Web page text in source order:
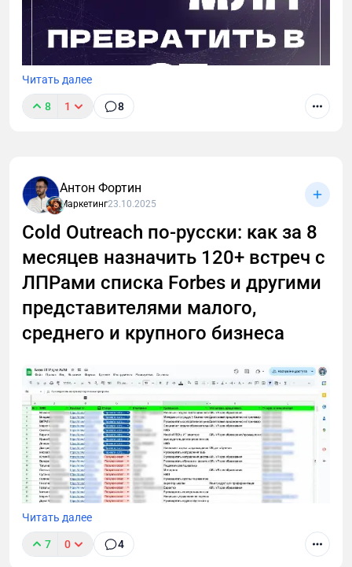
упорство, анализ и стратегическое мышление. В
статье расскажу, как мой нестандартный подход к
Телеграм-посевам привел к ошеломляющему
успеху. Поверьте, вы будете удивлены.
Читать далее
8 1 8
Антон Фортин
Маркетинг23.10.2025
Cold Outreach по-русски: как за 8
месяцев назначить 120+ встреч с
ЛПРами списка Forbes и другими
представителями малого,
среднего и крупного бизнеса
В этом лонгриде я расскажу, как через тернии проб
Читать далее
7 0 4